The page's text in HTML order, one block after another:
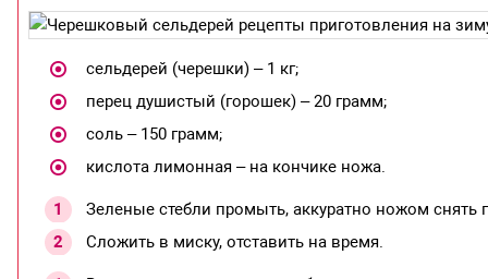
сельдерей (черешки) – 1 кг;
перец душистый (горошек) – 20 грамм;
соль – 150 грамм;
кислота лимонная – на кончике ножа.
Зеленые стебли промыть, аккуратно ножом снять
Сложить в миску, отставить на время.